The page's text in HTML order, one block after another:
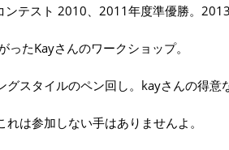
ンテスト 2010、2011年度準優勝。
ったKayさんのワークショップ。
グスタイルのペン回し。kayさんの得意
れは参加しない手はありませんよ。